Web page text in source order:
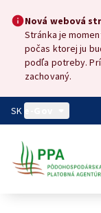
Preskočiť na
Nová webová
Nová webová
Stránka je
počas ktorej ju
podľa potreby.
zachovaný.
SK